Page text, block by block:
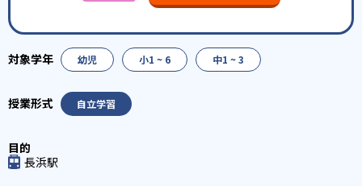
幼児 小1 ~ 6 中1 ~ 3
自立学習
長浜駅